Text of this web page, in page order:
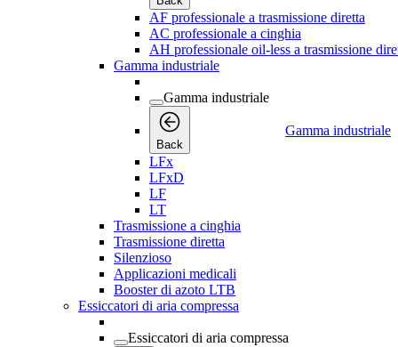
AF professionale a trasmissione diretta
AC professionale a cinghia
AH professionale oil-less a trasmissione
Gamma industriale
Gamma industriale
Back
Gamma industriale
LFx
LFxD
LF
LT
Trasmissione a cinghia
Trasmissione diretta
Silenzioso
Applicazioni medicali
Booster di azoto LTB
Essiccatori di aria compressa
Essiccatori di aria compressa